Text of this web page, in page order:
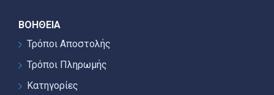
ΒΟΉΘΕΙΑ
Τρόποι Αποστολής
Τρόποι Πληρωμής
Κατηγορίες